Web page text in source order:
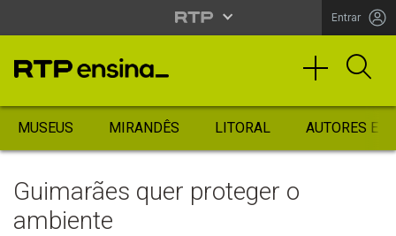
Entrar
MUSEUS MIRANDÊS LITORAL AUTORES
Guimarães quer proteger o
ambiente